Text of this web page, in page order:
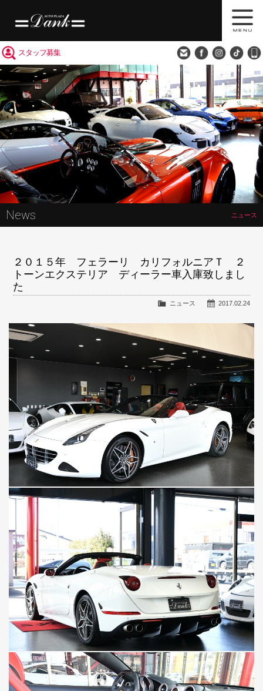
スタッフ募集
News ニュース
２０１５年 フェラーリ カリフォルニアＴ ２
トーンエクステリア ディーラー車入庫致しまし
た
2017.02.24
ニュース